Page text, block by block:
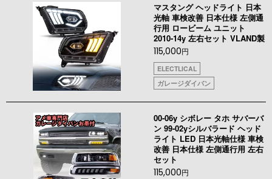
マスタング ヘッドライト 日本
光軸 車検改善 日本仕様 左側通
行用 ロービーム ユニット
2010-14y 左右セット VLAND製
115,000円
ELECTLICAL
ガレージダイバン
00-06y シボレー タホ サバーバ
ン 99-02yシルバラード ヘッド
ライト LED 日本光軸仕様 車検
改善 日本仕様 左側通行用 左右
セット
115,000円